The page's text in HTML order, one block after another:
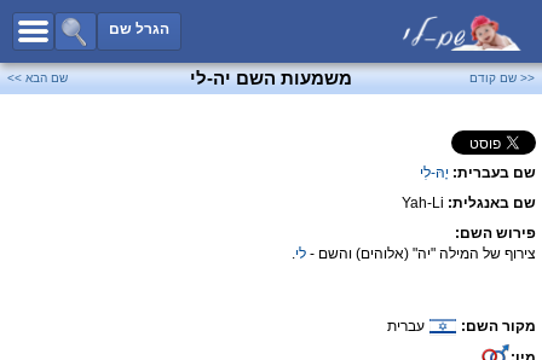
הגרל שם
כל השמות
שמות לבנים
<< שם קודם משמעות השם יה-לי שם הבא >>
שם בעברית: יָהּ-לִי
שם באנגלית: Yah-Li
פירוש השם:
צירוף של המילה "יה" (אלוהים) והשם - לי.
מקור השם:
עברית